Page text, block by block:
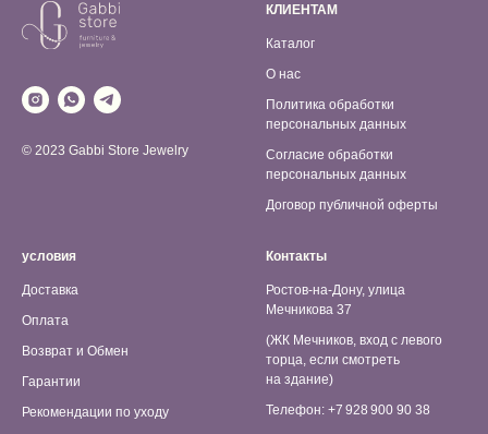
© 2023 Gabbi Store Jewelry
КЛИЕНТАМ
Каталог
О нас
Политика обработки
персональных данных
Согласие обработки
персональных данных
Договор публичной оферты
условия
Доставка
Оплата
Возврат и Обмен
Гарантии
Рекомендации по уходу
Контакты
Ростов-на-Дону, улица
Мечникова 37
(ЖК Мечников, вход с левого
торца, если смотреть
на здание)
Телефон: +7 928 900 90 38